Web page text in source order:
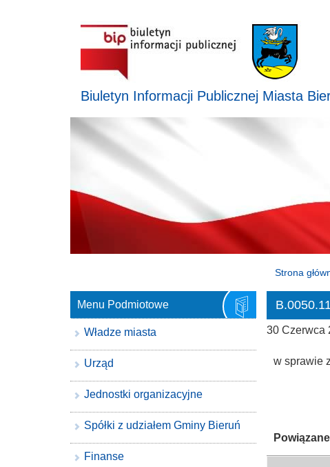
Biuletyn Informacji Publicznej Miasta
Strona
30 Czerwca
w sprawie
Kategoria:
Menu Podmiotowe
Władze miasta
Urząd
Jednostki organizacyjne
Spółki z udziałem Gminy Bieruń
Finanse